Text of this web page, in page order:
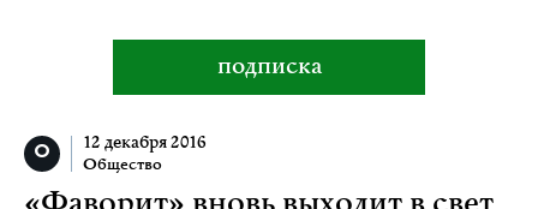
подписка
12 декабря 2016
Общество